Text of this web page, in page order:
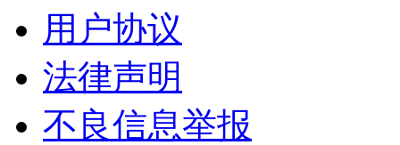
用户协议
法律声明
不良信息举报